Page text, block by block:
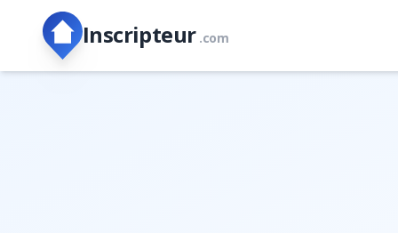
Inscripteur .com